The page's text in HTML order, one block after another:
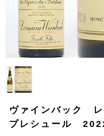
ヴァインバック レ
プレシュール